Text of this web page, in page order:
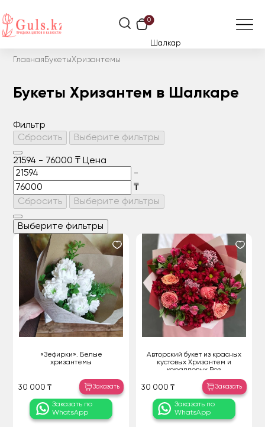
0
Шалкар
Главная БукетыХризантемы
Букеты Хризантем в Шалкаре
Фильтр
Сбросить
Выберите фильтры
21594 - 76000 ₸ Цена
-
₸
Сбросить
Выберите фильтры
Выберите фильтры
«Зефирки». Белые
хризантемы
30 000 ₸ Заказать
Заказать по
WhatsApp
Авторский букет из красных
кустовых Хризантем и
коралловых Роз
30 000 ₸ Заказать
Заказать по
WhatsApp